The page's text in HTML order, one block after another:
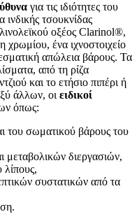
για τις ιδιότητες του
τσουκνίδας
οξέος Clarinol®,
ένα ιχνοστοιχείο
απώλεια βάρους. Τα
από τη ρίζα
και το ετήσιο πιπέρι ή
άλλων, οι ειδικοί
όπως:
του σωματικού βάρους του
μεταβολικών διεργασιών,
λίπους,
συστατικών από τα